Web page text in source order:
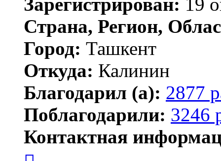
Страна, Регион,
Город: Ташкент
Откуда: Калинин
Благодарил (а): 2877
Поблагодарили: 3246
Контактная